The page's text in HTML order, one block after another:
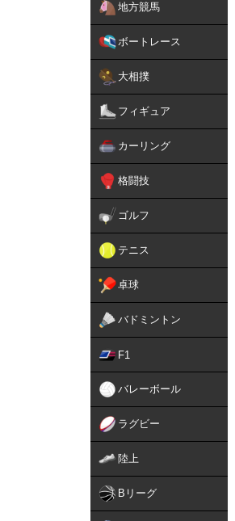
地方競馬
ボートレース
大相撲
フィギュア
カーリング
格闘技
ゴルフ
テニス
卓球
バドミントン
F1
バレーボール
ラグビー
陸上
Bリーグ